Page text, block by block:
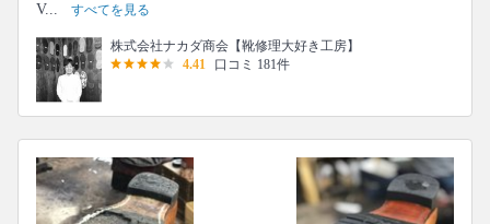
V...
すべてを見る
株式会社ナカダ商会【靴修理大好き工房】
4.41
口コミ 181件